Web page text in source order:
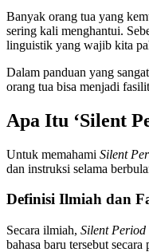
Banyak orang tua yang
sering kali menghantui.
linguistik yang wajib kita
Dalam panduan yang
orang tua bisa menjadi
Apa Itu ‘Silent
Untuk memahami Silent
dan instruksi selama
Definisi Ilmiah dan
Secara ilmiah, Silent Period
bahasa baru tersebut